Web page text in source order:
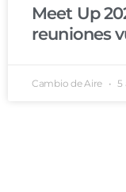
Meet Up
reuniones
Cambio de Aire 5